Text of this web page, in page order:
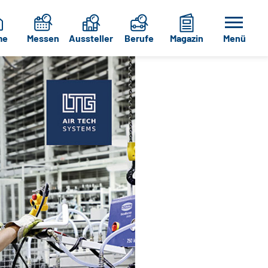
Messen Aussteller Berufe Magazin Menü